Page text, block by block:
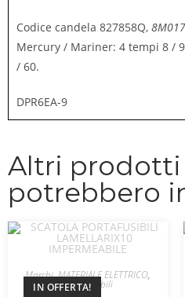
Codice candela 827858Q,
Mercury / Mariner: 4 tempi 8 /
/ 60.
DPR6EA-9
Altri prodotti
potrebbero
IN OFFERTA!
Marchi,MATERIALE ELETTRICO,
Portafusibili